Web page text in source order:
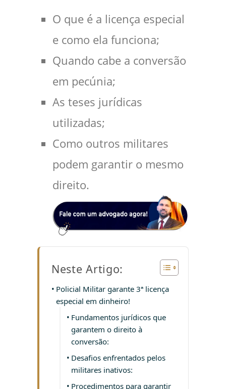
O que é a licença especial
e como ela funciona;
Quando cabe a conversão
em pecúnia;
As teses jurídicas
utilizadas;
Como outros militares
podem garantir o mesmo
direito.
Neste Artigo:
Policial Militar garante 3ª licença
especial em dinheiro!
Fundamentos jurídicos que
garantem o direito à
conversão:
Desafios enfrentados pelos
militares inativos:
Procedimentos para garantir